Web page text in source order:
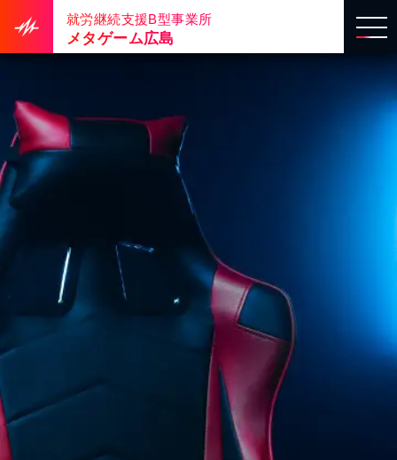
就労継続支援B型事業所
メタゲーム広島